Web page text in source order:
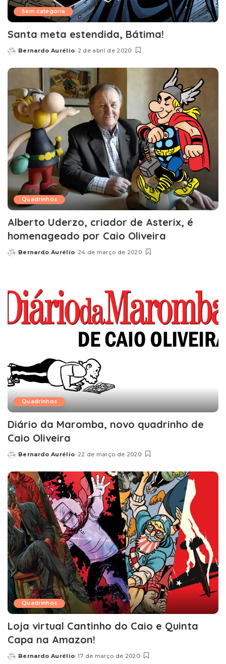
Sem categoria
Santa meta estendida, Bátima!
Posted
Bernardo Aurélio 2 de abril de 2020
Quadrinhos
Alberto Uderzo, criador de Asterix, é
homenageado por Caio Oliveira
Posted
Bernardo Aurélio 24 de março de 2020
Quadrinhos
Diário da Maromba, novo quadrinho de
Caio Oliveira
Posted
Bernardo Aurélio 22 de março de 2020
Quadrinhos
Loja virtual Cantinho do Caio e Quinta
Capa na Amazon!
Posted
Bernardo Aurélio 17 de março de 2020